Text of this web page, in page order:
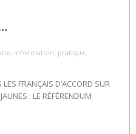
, information, pratique,
FRANÇAIS D’ACCORD SUR
: LE RÉFÉRENDUM